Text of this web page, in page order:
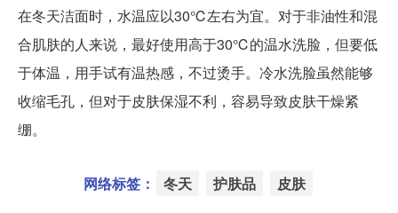
在冬天洁面时，水温应以30℃左右为宜。对于非油性和混
合肌肤的人来说，最好使用高于30℃的温水洗脸，但要低
于体温，用手试有温热感，不过烫手。冷水洗脸虽然能够
收缩毛孔，但对于皮肤保湿不利，容易导致皮肤干燥紧
绷。
网络标签： 冬天 护肤品 皮肤